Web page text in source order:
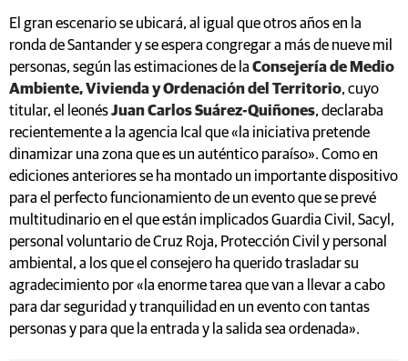
El gran escenario se ubicará, al igual que otros años en la
ronda de Santander y se espera congregar a más de nueve mil
personas, según las estimaciones de la Consejería de Medio
Ambiente, Vivienda y Ordenación del Territorio, cuyo
titular, el leonésJuan Carlos Suárez-Quiñones, declaraba
recientemente a la agencia Ical que «la iniciativa pretende
dinamizar una zona que es un auténtico paraíso». Como en
ediciones anteriores se ha montado un importante dispositivo
para el perfecto funcionamiento de un evento que se prevé
multitudinario en el que están implicados Guardia Civil, Sacyl,
personal voluntario de Cruz Roja, Protección Civil y personal
ambiental, a los que el consejero ha querido trasladar su
agradecimiento por «la enorme tarea que van a llevar a cabo
para dar seguridad y tranquilidad en un evento con tantas
personas y para que la entrada y la salida sea ordenada».